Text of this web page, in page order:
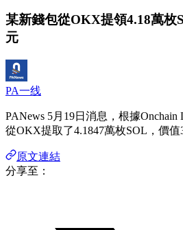
某新錢包從OKX提領4.18萬枚
元
PA一线
PANews 5月19日消息，根據
從OKX提取了4.1847萬枚SOL，價值
原文連結
分享至：